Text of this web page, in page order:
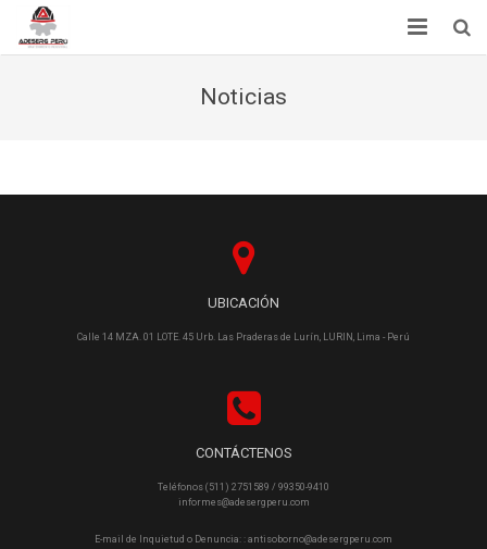
Contactenos
Noticias
UBICACIÓN
Calle 14 MZA. 01 LOTE. 45 Urb. Las Praderas de Lurín, LURIN, Lima - Perú
CONTÁCTENOS
Teléfonos (511) 2751589 / 99350-9410
informes@adesergperu.com
E-mail de Inquietud o Denuncia: : antisoborno@adesergperu.com